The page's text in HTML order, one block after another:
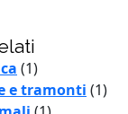
(1)
e tramonti (1)